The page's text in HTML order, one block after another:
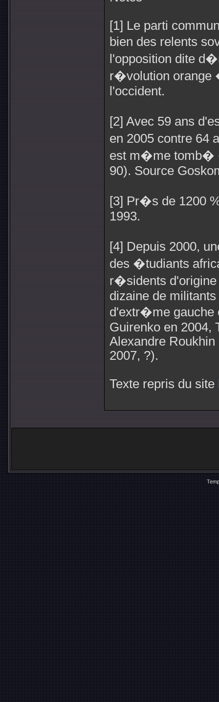
[1] Le parti
bien des relents
l'opposition dite
r�volution orange
l'occident.
[2] Avec 59 ans
en 2005 contre 64
est m�me tomb�
90). Source
[3] Pr�s de 1200
1993.
[4] Depuis 2000,
des �tudiants
r�sidents
dizaine de
d'extr�me
Guirenko en 2004,
Alexandre
2007, ?).
Texte repris du site